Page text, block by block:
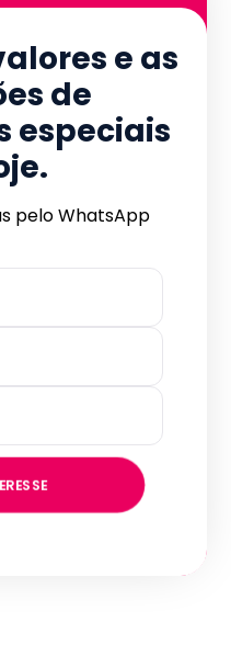
e as
de
especiais
pelo WhatsApp